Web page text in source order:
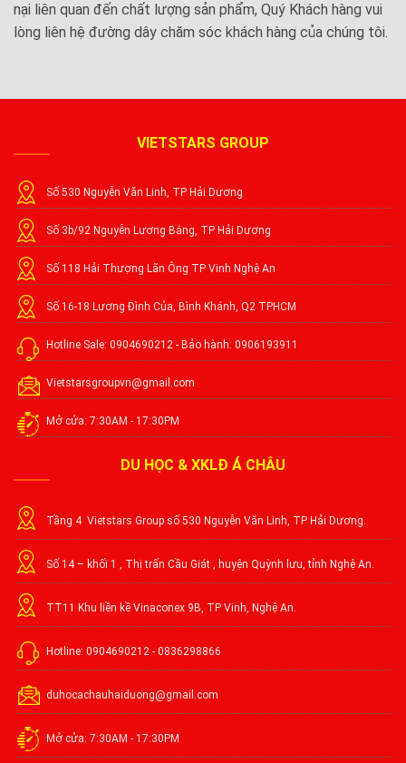
nại liên quan đến chất lượng sản phẩm, Quý Khách hàng vui
lòng liên hệ đường dây chăm sóc khách hàng của chúng tôi.
VIETSTARS GROUP
Số 530 Nguyễn Văn Linh, TP Hải Dương
Số 3b/92 Nguyễn Lương Bằng, TP Hải Dương
Số 118 Hải Thượng Lãn Ông TP Vinh Nghệ An
Số 16-18 Lương Đình Của, Bình Khánh, Q2 TPHCM
Hotline Sale: 0904690212 - Bảo hành: 0906193911
Vietstarsgroupvn@gmail.com
Mở cửa: 7:30AM - 17:30PM
DU HỌC & XKLĐ Á CHÂU
Tầng 4 Vietstars Group số 530 Nguyễn Văn Linh, TP Hải Dương.
Số 14 – khối 1 , Thị trấn Cầu Giát , huyện Quỳnh lưu, tỉnh Nghệ An.
TT11 Khu liền kề Vinaconex 9B, TP Vinh, Nghệ An.
Hotline: 0904690212 - 0836298866
duhocachauhaiduong@gmail.com
Mở cửa: 7:30AM - 17:30PM